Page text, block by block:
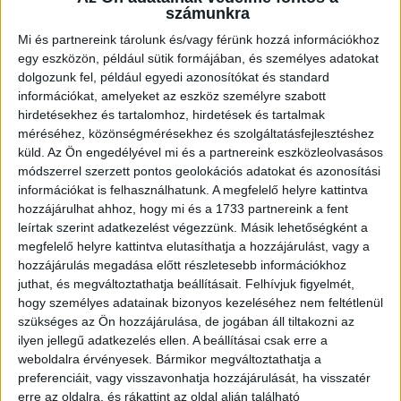
számunkra
Mi és partnereink tárolunk és/vagy férünk hozzá információkhoz
egy eszközön, például sütik formájában, és személyes adatokat
dolgozunk fel, például egyedi azonosítókat és standard
információkat, amelyeket az eszköz személyre szabott
hirdetésekhez és tartalomhoz, hirdetések és tartalmak
méréséhez, közönségmérésekhez és szolgáltatásfejlesztéshez
küld. Az Ön engedélyével mi és a partnereink eszközleolvasásos
módszerrel szerzett pontos geolokációs adatokat és azonosítási
információkat is felhasználhatunk. A megfelelő helyre kattintva
hozzájárulhat ahhoz, hogy mi és a 1733 partnereink a fent
leírtak szerint adatkezelést végezzünk. Másik lehetőségként a
megfelelő helyre kattintva elutasíthatja a hozzájárulást, vagy a
hozzájárulás megadása előtt részletesebb információkhoz
juthat, és megváltoztathatja beállításait. Felhívjuk figyelmét,
hogy személyes adatainak bizonyos kezeléséhez nem feltétlenül
szükséges az Ön hozzájárulása, de jogában áll tiltakozni az
ilyen jellegű adatkezelés ellen. A beállításai csak erre a
weboldalra érvényesek. Bármikor megváltoztathatja a
preferenciáit, vagy visszavonhatja hozzájárulását, ha visszatér
erre az oldalra, és rákattint az oldal alján található
A siófokiak nem kezdték jól a szezont, két forduló után pont
nélkül, a tabella utolsó pozícióját foglalják el. Az 1.
fordulóban a Haladást fogadták, de nagy meglepetésre
könnyed, 5-1-es szombathelyi siker született. Ezt követően
Budaörsre látogattak, ahol egy gólzáporos találkozón végül
3-2-es vereséget szenvedtek. Az utóbbi meccsen a siófoki
jobbhátvéd, Polényi Gábor rendesen megnehezítette
csapata dolgát, hiszen már a 30. percben kiállította a
játékvezető, így biztos, hogy ellenünk sem léphet pályára.
A DVSC és a Siófok a 41. egymás elleni bajnokiját játssza
vasárnap, a másodosztályban harmadjára találkoznak a felek.
A cívisvárosiak eddig 17-szer győzték le a Balaton-
partiakat, 12-szer döntetlent játszottak és 11 alkalommal
kaptak ki tőlük.
A két csapat rendre gólgazdag mérkőzéseket vívott